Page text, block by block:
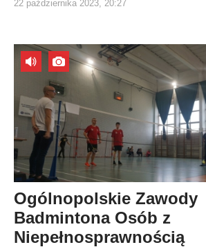
22 października 2023, 20:27
Ogólnopolskie Zawody
Badmintona Osób z
Niepełnosprawnością